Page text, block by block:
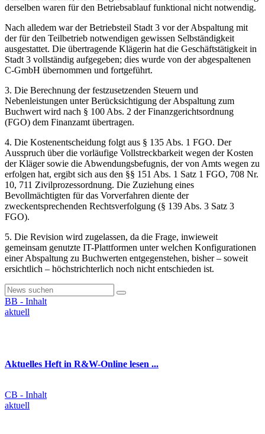
derselben waren für den Betriebsablauf funktional nicht notwendig.
Nach alledem war der Betriebsteil Stadt 3 vor der Abspaltung mit
der für den Teilbetrieb notwendigen gewissen Selbständigkeit
ausgestattet. Die übertragende Klägerin hat die Geschäftstätigkeit in
Stadt 3 vollständig aufgegeben; dies wurde von der abgespaltenen
C-GmbH übernommen und fortgeführt.
3. Die Berechnung der festzusetzenden Steuern und
Nebenleistungen unter Berücksichtigung der Abspaltung zum
Buchwert wird nach § 100 Abs. 2 der Finanzgerichtsordnung
(FGO) dem Finanzamt übertragen.
4. Die Kostenentscheidung folgt aus § 135 Abs. 1 FGO. Der
Ausspruch über die vorläufige Vollstreckbarkeit wegen der Kosten
der Kläger sowie die Abwendungsbefugnis, der von Amts wegen zu
erfolgen hat, ergibt sich aus den §§ 151 Abs. 1 Satz 1 FGO, 708 Nr.
10, 711 Zivilprozessordnung. Die Zuziehung eines
Bevollmächtigten für das Vorverfahren diente der
zweckentsprechenden Rechtsverfolgung (§ 139 Abs. 3 Satz 3
FGO).
5. Die Revision wird zugelassen, da die Frage, inwieweit
gemeinsam genutzte IT-Plattformen unter welchen Konfigurationen
einer Abspaltung zu Buchwerten entgegenstehen, bisher – soweit
ersichtlich – höchstrichterlich noch nicht entschieden ist.
BB - Inhalt
aktuell
Aktuelles Heft in R&W-Online lesen ...
CB - Inhalt
aktuell